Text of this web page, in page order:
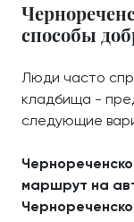
способы
Люди часто
кладбища -
следующие
маршрут на